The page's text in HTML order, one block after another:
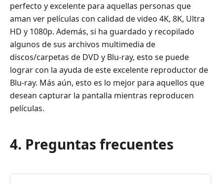
perfecto y excelente para aquellas personas que
aman ver películas con calidad de video 4K, 8K, Ultra
HD y 1080p. Además, si ha guardado y recopilado
algunos de sus archivos multimedia de
discos/carpetas de DVD y Blu-ray, esto se puede
lograr con la ayuda de este excelente reproductor de
Blu-ray. Más aún, esto es lo mejor para aquellos que
desean capturar la pantalla mientras reproducen
películas.
4. Preguntas frecuentes